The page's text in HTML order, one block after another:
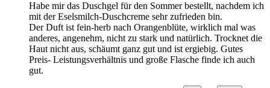
Habe mir das Duschgel für den Sommer bestellt, nachdem ich
mit der Eselsmilch-Duschcreme sehr zufrieden bin.
Der Duft ist fein-herb nach Orangenblüte, wirklich mal was
anderes, angenehm, nicht zu stark und natürlich. Trocknet die
Haut nicht aus, schäumt ganz gut und ist ergiebig. Gutes
Preis- Leistungsverhältnis und große Flasche finde ich auch
gut.